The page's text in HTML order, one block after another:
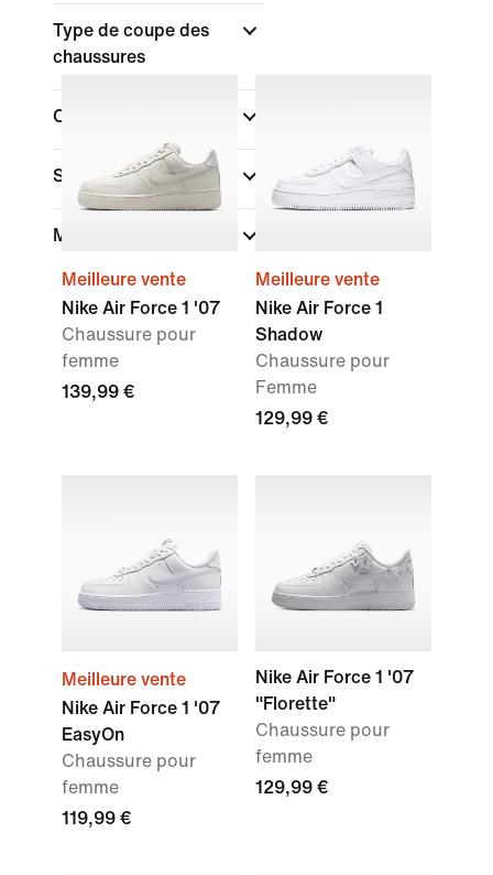
Type de coupe des
chaussures
Collections
Sport
Marque
Meilleure vente
Nike Air Force 1 '07
Chaussure pour
femme
139,99 €
Meilleure vente
Nike Air Force 1
Shadow
Chaussure pour
Femme
129,99 €
Meilleure vente
Nike Air Force 1 '07
EasyOn
Chaussure pour
femme
119,99 €
Nike Air Force 1 '07
"Florette"
Chaussure pour
femme
129,99 €